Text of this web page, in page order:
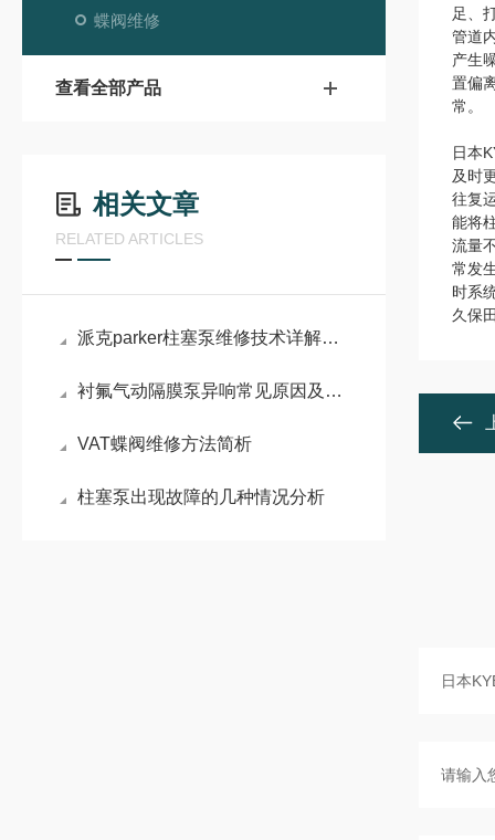
蝶阀维修
查看全部产品
相关文章
RELATED ARTICLES
派克parker柱塞泵维修技术详解：常见故障诊断与维护策略
衬氟气动隔膜泵异响常见原因及维修方法
VAT蝶阀维修方法简析
柱塞泵出现故障的几种情况分析
足、
管道
产生
置偏
常。
日本
及时
往复
能将
流量
常发
时系
久保